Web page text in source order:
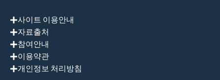
사이트 이용안내
자료출처
참여안내
이용약관
개인정보 처리방침